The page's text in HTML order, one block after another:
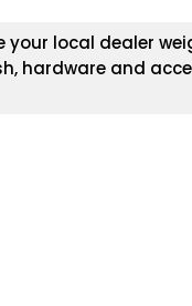
local dealer
hardware and